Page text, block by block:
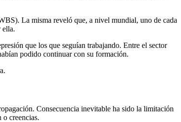
La misma reveló que, a nivel mundial, uno de cada
ella.
que los que seguían trabajando. Entre el sector
podido continuar con su formación.
Consecuencia inevitable ha sido la limitación
creencias.